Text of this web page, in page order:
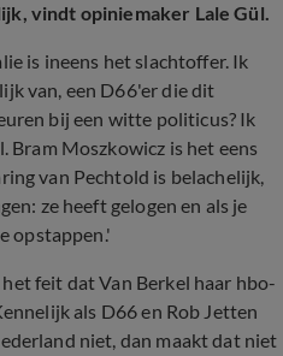
vindt opiniemaker Lale Gül.
is ineens het slachtoffer. Ik
van, een D66'er die dit
bij een witte politicus? Ik
Bram Moszkowicz is het eens
van Pechtold is belachelijk,
ze heeft gelogen en als je
opstappen.'
feit dat Van Berkel haar hbo-
als D66 en Rob Jetten
niet, dan maakt dat niet